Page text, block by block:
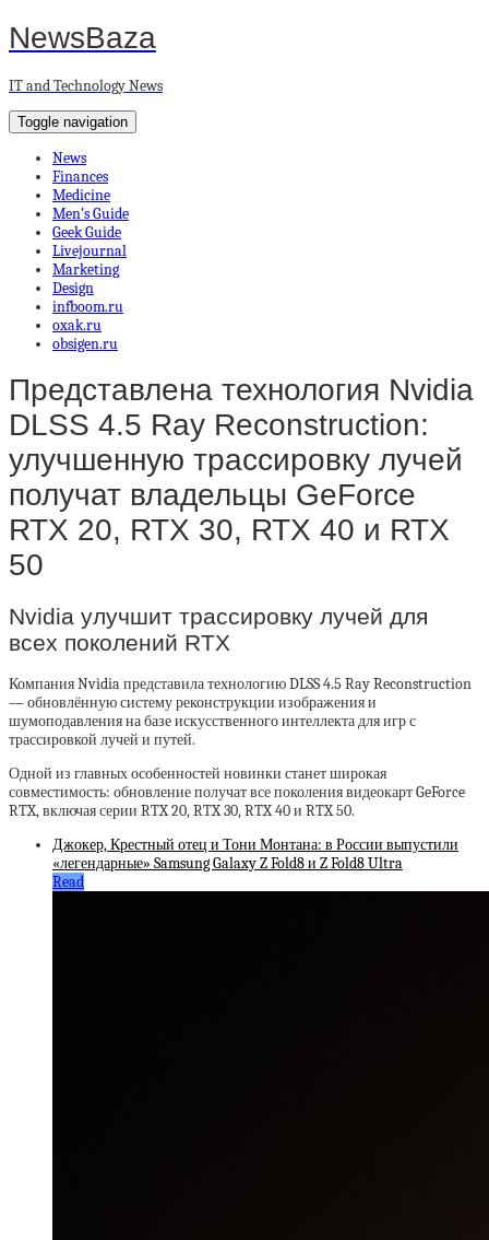
NewsBaza
IT and Technology News
Toggle navigation
News
Finances
Medicine
Men’s Guide
Geek Guide
Livejournal
Marketing
Design
infboom.ru
oxak.ru
obsigen.ru
Представлена технология Nvidia
DLSS 4.5 Ray Reconstruction:
улучшенную трассировку лучей
получат владельцы GeForce
RTX 20, RTX 30, RTX 40 и RTX
50
Nvidia улучшит трассировку лучей для
всех поколений RTX
Компания Nvidia представила технологию DLSS 4.5 Ray Reconstruction
— обновлённую систему реконструкции изображения и
шумоподавления на базе искусственного интеллекта для игр с
трассировкой лучей и путей.
Одной из главных особенностей новинки станет широкая
совместимость: обновление получат все поколения видеокарт GeForce
RTX, включая серии RTX 20, RTX 30, RTX 40 и RTX 50.
Джокер, Крестный отец и Тони Монтана: в России выпустили
«легендарные» Samsung Galaxy Z Fold8 и Z Fold8 Ultra
Read